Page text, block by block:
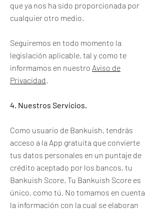
que ya nos ha sido proporcionada por
cualquier otro medio.
Seguiremos en todo momento la
legislación aplicable, tal y como te
informamos en nuestro Aviso de
Privacidad.
4. Nuestros Servicios.
Como usuario de Bankuish, tendrás
acceso a la App gratuita que convierte
tus datos personales en un puntaje de
crédito aceptado por los bancos, tu
Bankuish Score. Tu Bankuish Score es
único, como tú. No tomamos en cuenta
la información con la cual se elaboran